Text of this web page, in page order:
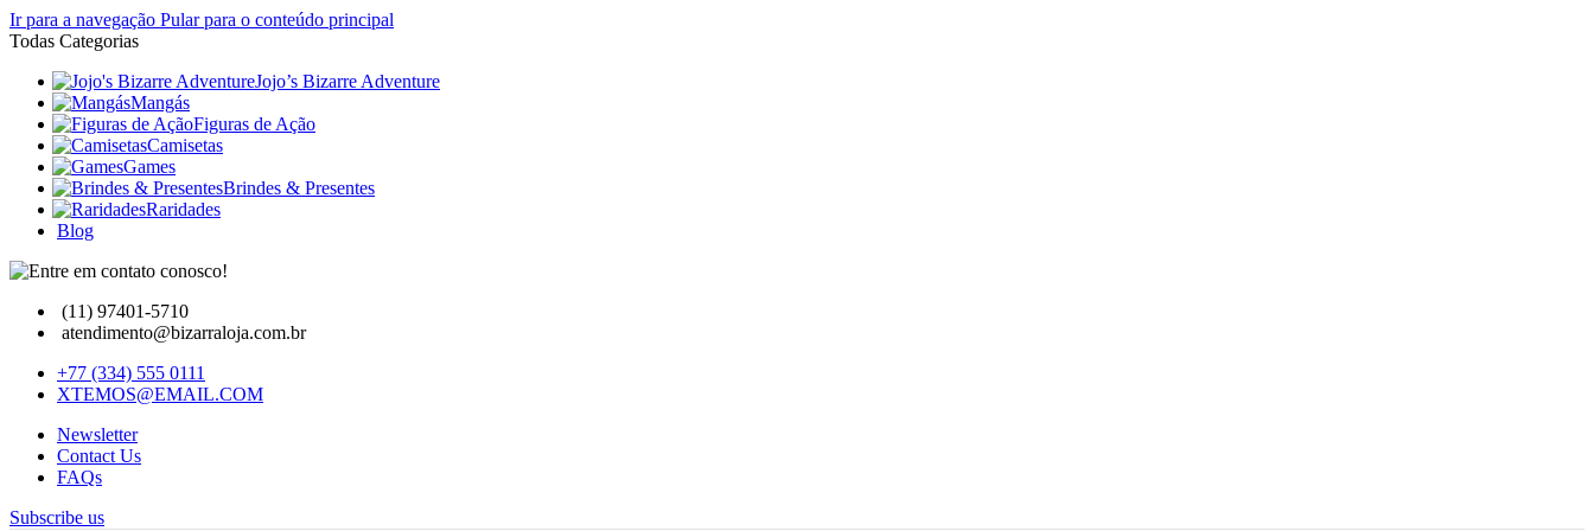
Ir para a navegação Pular para o conteúdo principal
Todas Categorias
Jojo’s Bizarre Adventure
Mangás
Figuras de Ação
Camisetas
Games
Brindes & Presentes
Raridades
Blog
(11) 97401-5710
atendimento@bizarraloja.com.br
+77 (334) 555 0111
XTEMOS@EMAIL.COM
Newsletter
Contact Us
FAQs
Subscribe us